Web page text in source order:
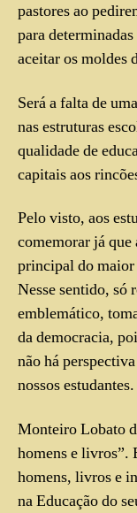
pastores ao
para
aceitar os moldes
Será a falta de
nas estruturas
qualidade de
capitais aos
Pelo visto, aos
comemorar já que
principal do maior
Nesse sentido, só
emblemático,
da democracia,
não há
nossos estudantes.
Monteiro Lobato
homens e livros”.
homens, livros e
na Educação do